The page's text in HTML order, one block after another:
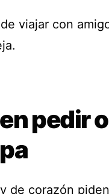
viajar con
pedir o
de corazón